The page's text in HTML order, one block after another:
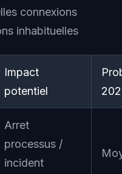
connexions
inhabituelles
Impact
potentiel
Arret
processus /
incident